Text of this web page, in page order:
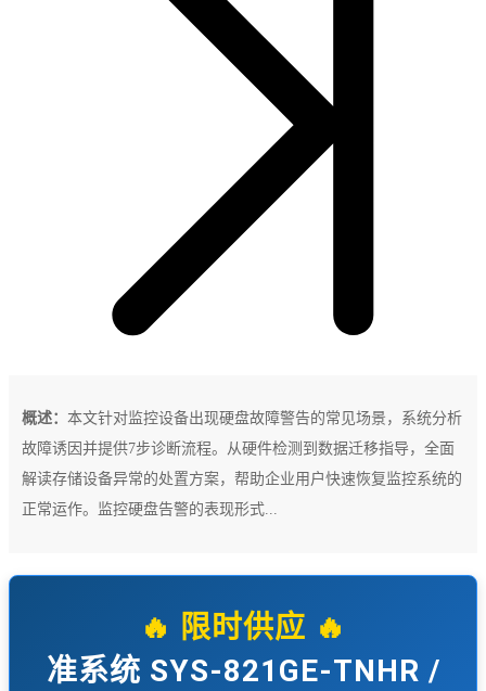
概述： 本文针对监控设备出现硬盘故障警告的常见场景，系统分析
故障诱因并提供7步诊断流程。从硬件检测到数据迁移指导，全面
解读存储设备异常的处置方案，帮助企业用户快速恢复监控系统的
正常运作。监控硬盘告警的表现形式...
🔥 限时供应 🔥
准系统 SYS-821GE-TNHR /